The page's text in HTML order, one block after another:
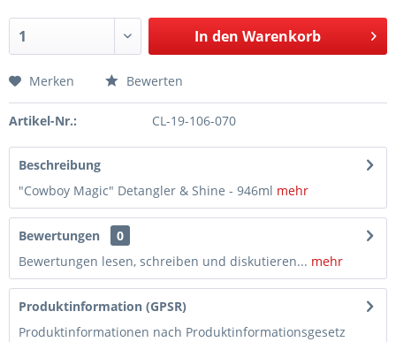
In den Warenkorb
Merken Bewerten
Artikel-Nr.: CL-19-106-070
Beschreibung
"Cowboy Magic" Detangler & Shine - 946ml mehr
Bewertungen
0
Bewertungen lesen, schreiben und diskutieren... mehr
Produktinformation (GPSR)
Produktinformationen nach Produktinformationsgesetz